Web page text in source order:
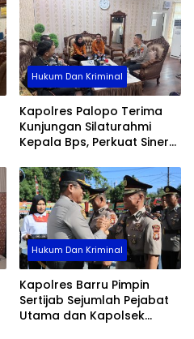
Hukum Dan Kriminal
Kapolres Palopo Terima
Kunjungan Silaturahmi
Kepala Bps, Perkuat Sinergi
Hukum Dan Kriminal
Kapolres Barru Pimpin
Sertijab Sejumlah Pejabat
Utama dan Kapolsek